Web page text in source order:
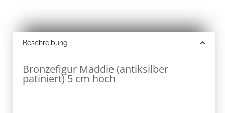
Beschreibung
Bronzefigur Maddie (antiksilber
patiniert) 5 cm hoch